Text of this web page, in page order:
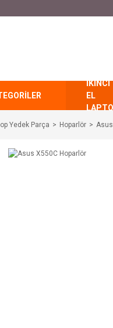
İKİNCİ
EL
Yedek Parça Hoparlör